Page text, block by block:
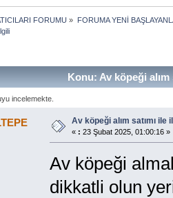
FORUMU » FORUMA YENİ
Konu: Av köpeği alım
incelemekte.
Av köpeği alım satımı ile
« : 23 Şubat 2025, 01:00:16 »
Av köpeği
dikkatli olun